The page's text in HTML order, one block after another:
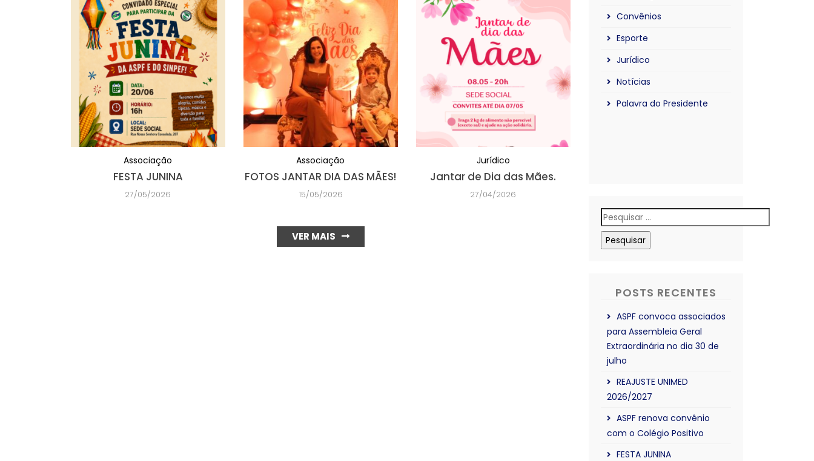
Associação
FESTA JUNINA
27/05/2026
Associação
FOTOS JANTAR DIA DAS MÃES!
15/05/2026
Jurídico
Jantar de Dia das Mães.
27/04/2026
VER MAIS
Convênios
Esporte
Jurídico
Notícias
Palavra do Presidente
Pesquisar
POSTS RECENTES
ASPF convoca associados
para Assembleia Geral
Extraordinária no dia 30 de
julho
REAJUSTE UNIMED
2026/2027
ASPF renova convênio
com o Colégio Positivo
FESTA JUNINA